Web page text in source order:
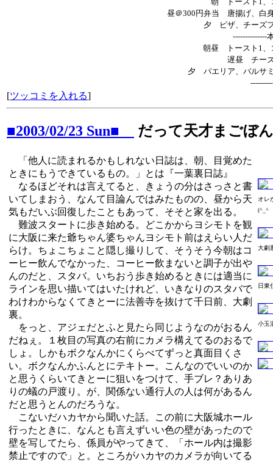
昼＠300円弁当 唐揚げ、白
夕 ピザ、チーズ
--------------
朝昼 トースト1、
遅昼 チー
夕 パエリア、バルサ
[ツッコミを入れる]
■2003/02/23 Sun■ だって天才まごぼん
「他人に読まれるかもしれない日誌は、朝、目覚めた
ときにもうできているもの。」とは『一葉裏日誌』
なるほどそれは言えてると、きょうの分はさっさと書
いてしまおう、なんて目論んではみたものの、昼から天
気もだいぶ回復したこともあって、そそと家を出る。
難波スタートに歩き始める。どこかからヨシモトを観
に大阪に来た爺ちゃん婆ちゃんヨシモト前はえらい人だ
らけ。ちょこちょこと隠し撮りして、そうそう今朝はコ
ーヒー飲んでなかった、コーヒー飲まないと調子が出や
んのだと、スタバ。いちおう歩き始めるときには適当に
ラインを思い描いてはいたけれど、いきなりのスタバで
わけわからなくてきとーに法善寺を抜けて千日前、大劇
裏。
をっと、アジェだとふと見たら同じようなのがおるん
だねぇ。１枚目の写真の右前にカメラ構えてるのおるで
しょ。しかもボクなんかにくらべてずっと真面目くさ
い。ボクなんかふんとにテキトー。こんなのでいいのか
と思うくらいてきとーに狙いをつけて、手ブレ？ありあ
りの蟻の戸渡り。が、関係ない通行人の人は何があるん
だと思うとんのだろうな。
こないだハカヤから聞いた話。この前に大阪城ホール
行ったときに、なんとも言えずいい色の壁があったので
壁を写してたら、係員がやってきて、「ホール内は撮影
禁止ですので」と。ところがハカヤのカメラが向いてる
オレ
(^_^
大劇
日東
小玉